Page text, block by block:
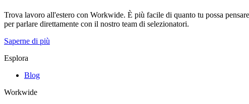
Trova lavoro all'estero con Workwide. È più facile di quanto tu possa
per parlare direttamente con il nostro team di selezionatori.
Saperne di più
Esplora
Blog
Workwide